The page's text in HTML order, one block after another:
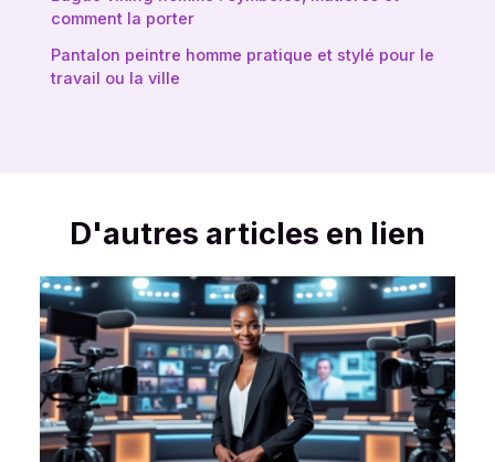
comment la porter
Pantalon peintre homme pratique et stylé pour le
travail ou la ville
D'autres articles en lien